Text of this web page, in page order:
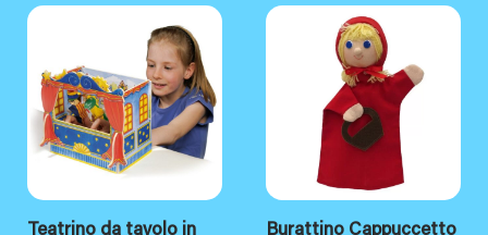
Teatrino da tavolo in Burattino Cappuccetto